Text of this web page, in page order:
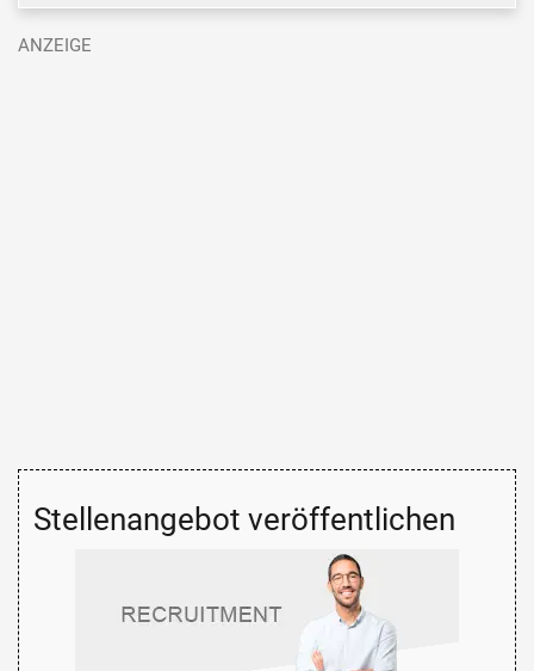
Stellenangebot veröffentlichen